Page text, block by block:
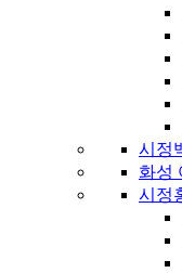
시정
화성
시정